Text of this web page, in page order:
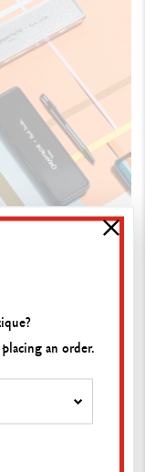
an order.